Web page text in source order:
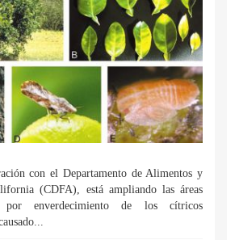
con el Departamento de Alimentos y
(CDFA), está ampliando las áreas
por enverdecimiento de los cítricos